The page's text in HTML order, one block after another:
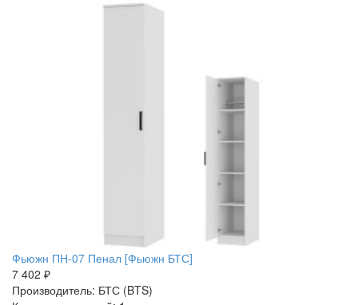
Фьюжн ПН-07 Пенал [Фьюжн БТС]
7 402 ₽
Производитель: БТС (BTS)